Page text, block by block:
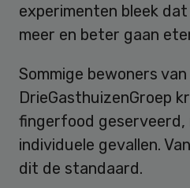
experimenten bleek
meer en beter gaan
Sommige bewoners van
DrieGasthuizenGroep
fingerfood geserveerd,
individuele gevallen.
dit de standaard.